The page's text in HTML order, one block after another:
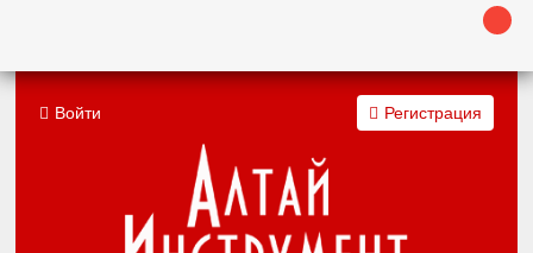
Войти Регистрация